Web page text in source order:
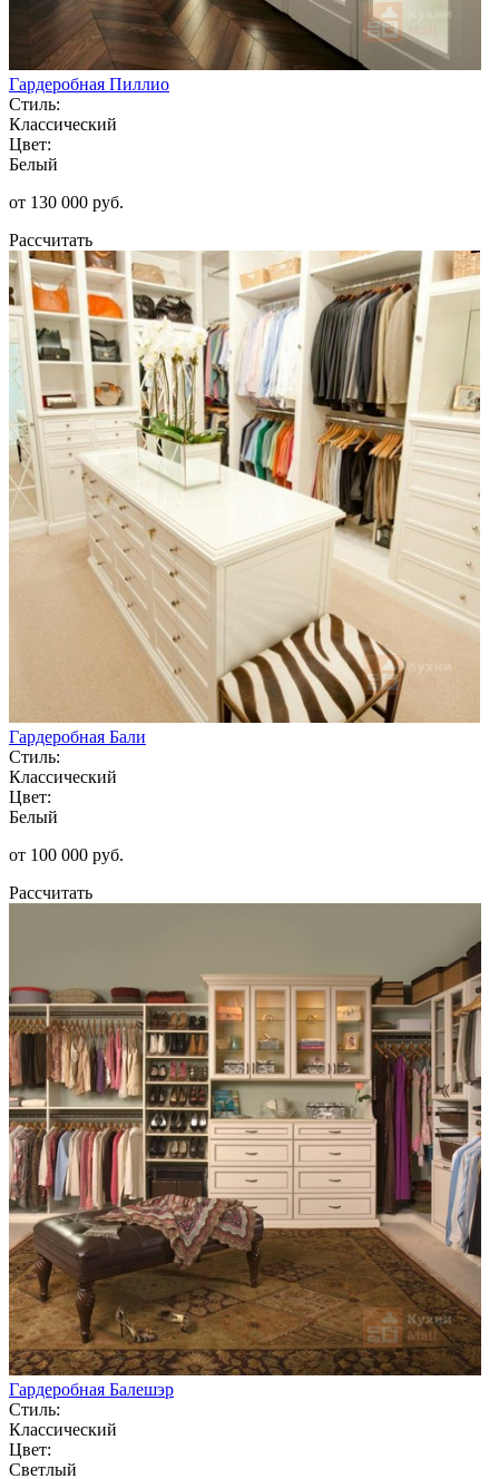
Гардеробная Пиллио
Стиль:
Классический
Цвет:
Белый
от 130 000 руб.
Рассчитать
Гардеробная Бали
Стиль:
Классический
Цвет:
Белый
от 100 000 руб.
Рассчитать
Гардеробная Балешэр
Стиль:
Классический
Цвет:
Светлый